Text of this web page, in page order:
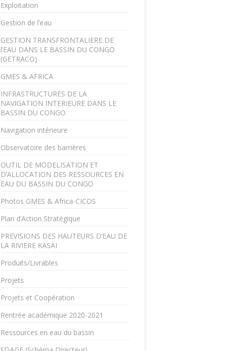
Exploitation
Gestion de l’eau
GESTION TRANSFRONTALIERE DE
l’EAU DANS LE BASSIN DU CONGO
(GETRACO)
GMES & AFRICA
INFRASTRUCTURES DE LA
NAVIGATION INTERIEURE DANS LE
BASSIN DU CONGO
Navigation intérieure
Observatoire des barrières
OUTIL DE MODELISATION ET
D’ALLOCATION DES RESSOURCES EN
EAU DU BASSIN DU CONGO
Photos GMES & Africa-CICOS
Plan d’Action Stratégique
PREVISIONS DES HAUTEURS D’EAU DE
LA RIVIERE KASAI
Produits/Livrables
Projets
Projets et Coopération
Rentrée académique 2020-2021
Ressources en eau du bassin